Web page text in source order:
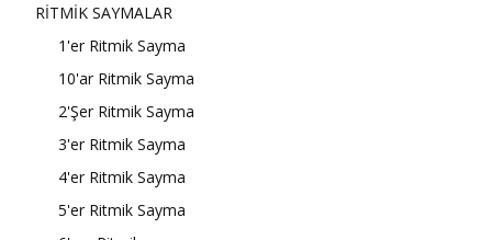
RİTMİK SAYMALAR
1'er Ritmik Sayma
10'ar Ritmik Sayma
2'Şer Ritmik Sayma
3'er Ritmik Sayma
4'er Ritmik Sayma
5'er Ritmik Sayma